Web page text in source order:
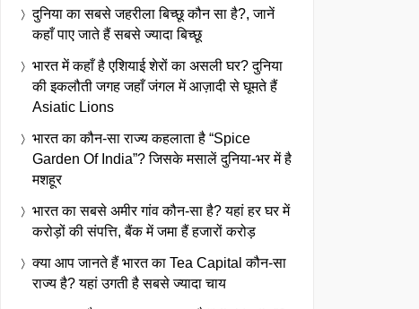
दुनिया का सबसे जहरीला बिच्छू कौन सा है?, जानें
कहाँ पाए जाते हैं सबसे ज्यादा बिच्छू
भारत में कहाँ है एशियाई शेरों का असली घर? दुनिया
की इकलौती जगह जहाँ जंगल में आज़ादी से घूमते हैं
Asiatic Lions
भारत का कौन-सा राज्य कहलाता है “Spice
Garden Of India”? जिसके मसालें दुनिया-भर में है
मशहूर
भारत का सबसे अमीर गांव कौन-सा है? यहां हर घर में
करोड़ों की संपत्ति, बैंक में जमा हैं हजारों करोड़
क्या आप जानते हैं भारत का Tea Capital कौन-सा
राज्य है? यहां उगती है सबसे ज्यादा चाय